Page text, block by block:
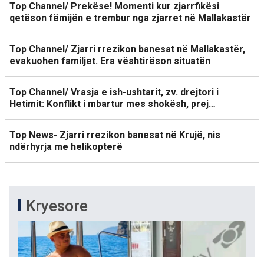
Top Channel/ Prekëse! Momenti kur zjarrfikësi
qetëson fëmijën e trembur nga zjarret në Mallakastër
Top Channel/ Zjarri rrezikon banesat në Mallakastër,
evakuohen familjet. Era vështirëson situatën
Top Channel/ Vrasja e ish-ushtarit, zv. drejtori i
Hetimit: Konflikt i mbartur mes shokësh, prej…
Top News- Zjarri rrezikon banesat në Krujë, nis
ndërhyrja me helikopterë
Kryesore